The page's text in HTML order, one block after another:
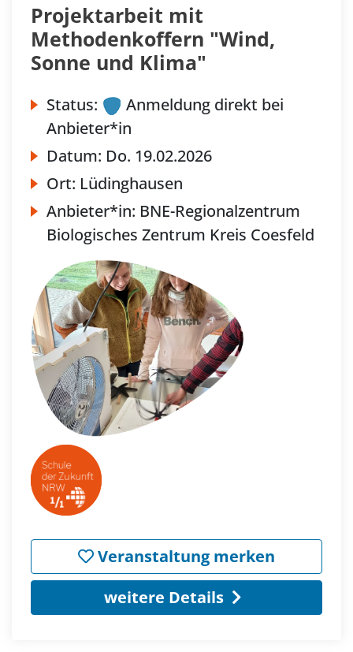
Projektarbeit mit
Methodenkoffern "Wind,
Sonne und Klima"
Status:
Anmeldung direkt bei
Anbieter*in
Datum: Do. 19.02.2026
Ort: Lüdinghausen
Anbieter*in: BNE-Regionalzentrum
Biologisches Zentrum Kreis Coesfeld
Veranstaltung merken
weitere Details